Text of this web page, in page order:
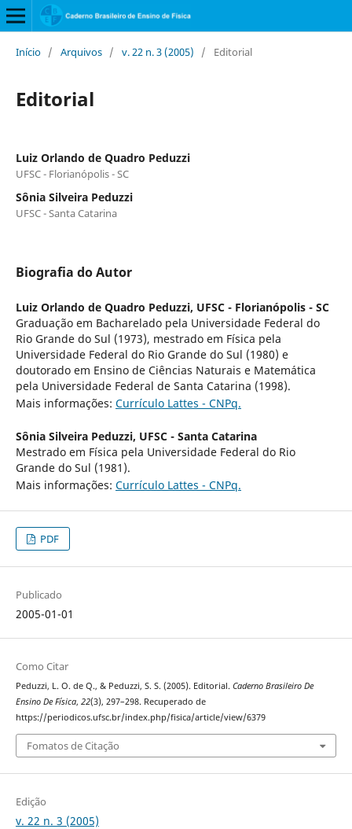
Início / Arquivos / v. 22 n. 3 (2005) / Editorial
Editorial
Luiz Orlando de Quadro Peduzzi
UFSC - Florianópolis - SC
Sônia Silveira Peduzzi
UFSC - Santa Catarina
Biografia do Autor
Luiz Orlando de Quadro Peduzzi, UFSC - Florianópolis - SC
Graduação em Bacharelado pela Universidade Federal do
Rio Grande do Sul (1973), mestrado em Física pela
Universidade Federal do Rio Grande do Sul (1980) e
doutorado em Ensino de Ciências Naturais e Matemática
pela Universidade Federal de Santa Catarina (1998).
Mais informações: Currículo Lattes - CNPq.
Sônia Silveira Peduzzi, UFSC - Santa Catarina
Mestrado em Física pela Universidade Federal do Rio
Grande do Sul (1981).
Mais informações: Currículo Lattes - CNPq.
PDF
Publicado
2005-01-01
Como Citar
Peduzzi, L. O. de Q., & Peduzzi, S. S. (2005). Editorial. Caderno Brasileiro De
Ensino De Física, 22(3), 297–298. Recuperado de
https://periodicos.ufsc.br/index.php/fisica/article/view/6379
Fomatos de Citação
Edição
v. 22 n. 3 (2005)